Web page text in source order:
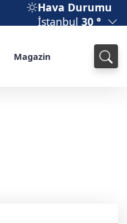
Hava Durumu
İstanbul 30 °
Magazin